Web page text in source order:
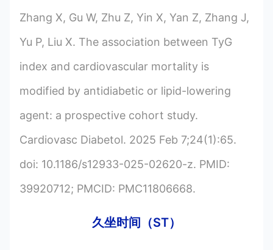
Zhang X, Gu W, Zhu Z, Yin X, Yan Z, Zhang J,
Yu P, Liu X. The association between TyG
index and cardiovascular mortality is
modified by antidiabetic or lipid-lowering
agent: a prospective cohort study.
Cardiovasc Diabetol. 2025 Feb 7;24(1):65.
doi: 10.1186/s12933-025-02620-z. PMID:
39920712; PMCID: PMC11806668.
久坐时间（ST）